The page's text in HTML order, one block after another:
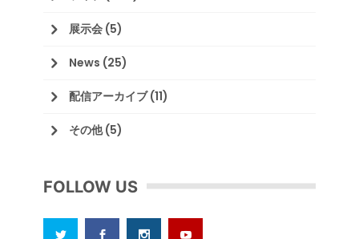
展示会 (5)
News (25)
配信アーカイブ(11)
その他(5)
FOLLOW US